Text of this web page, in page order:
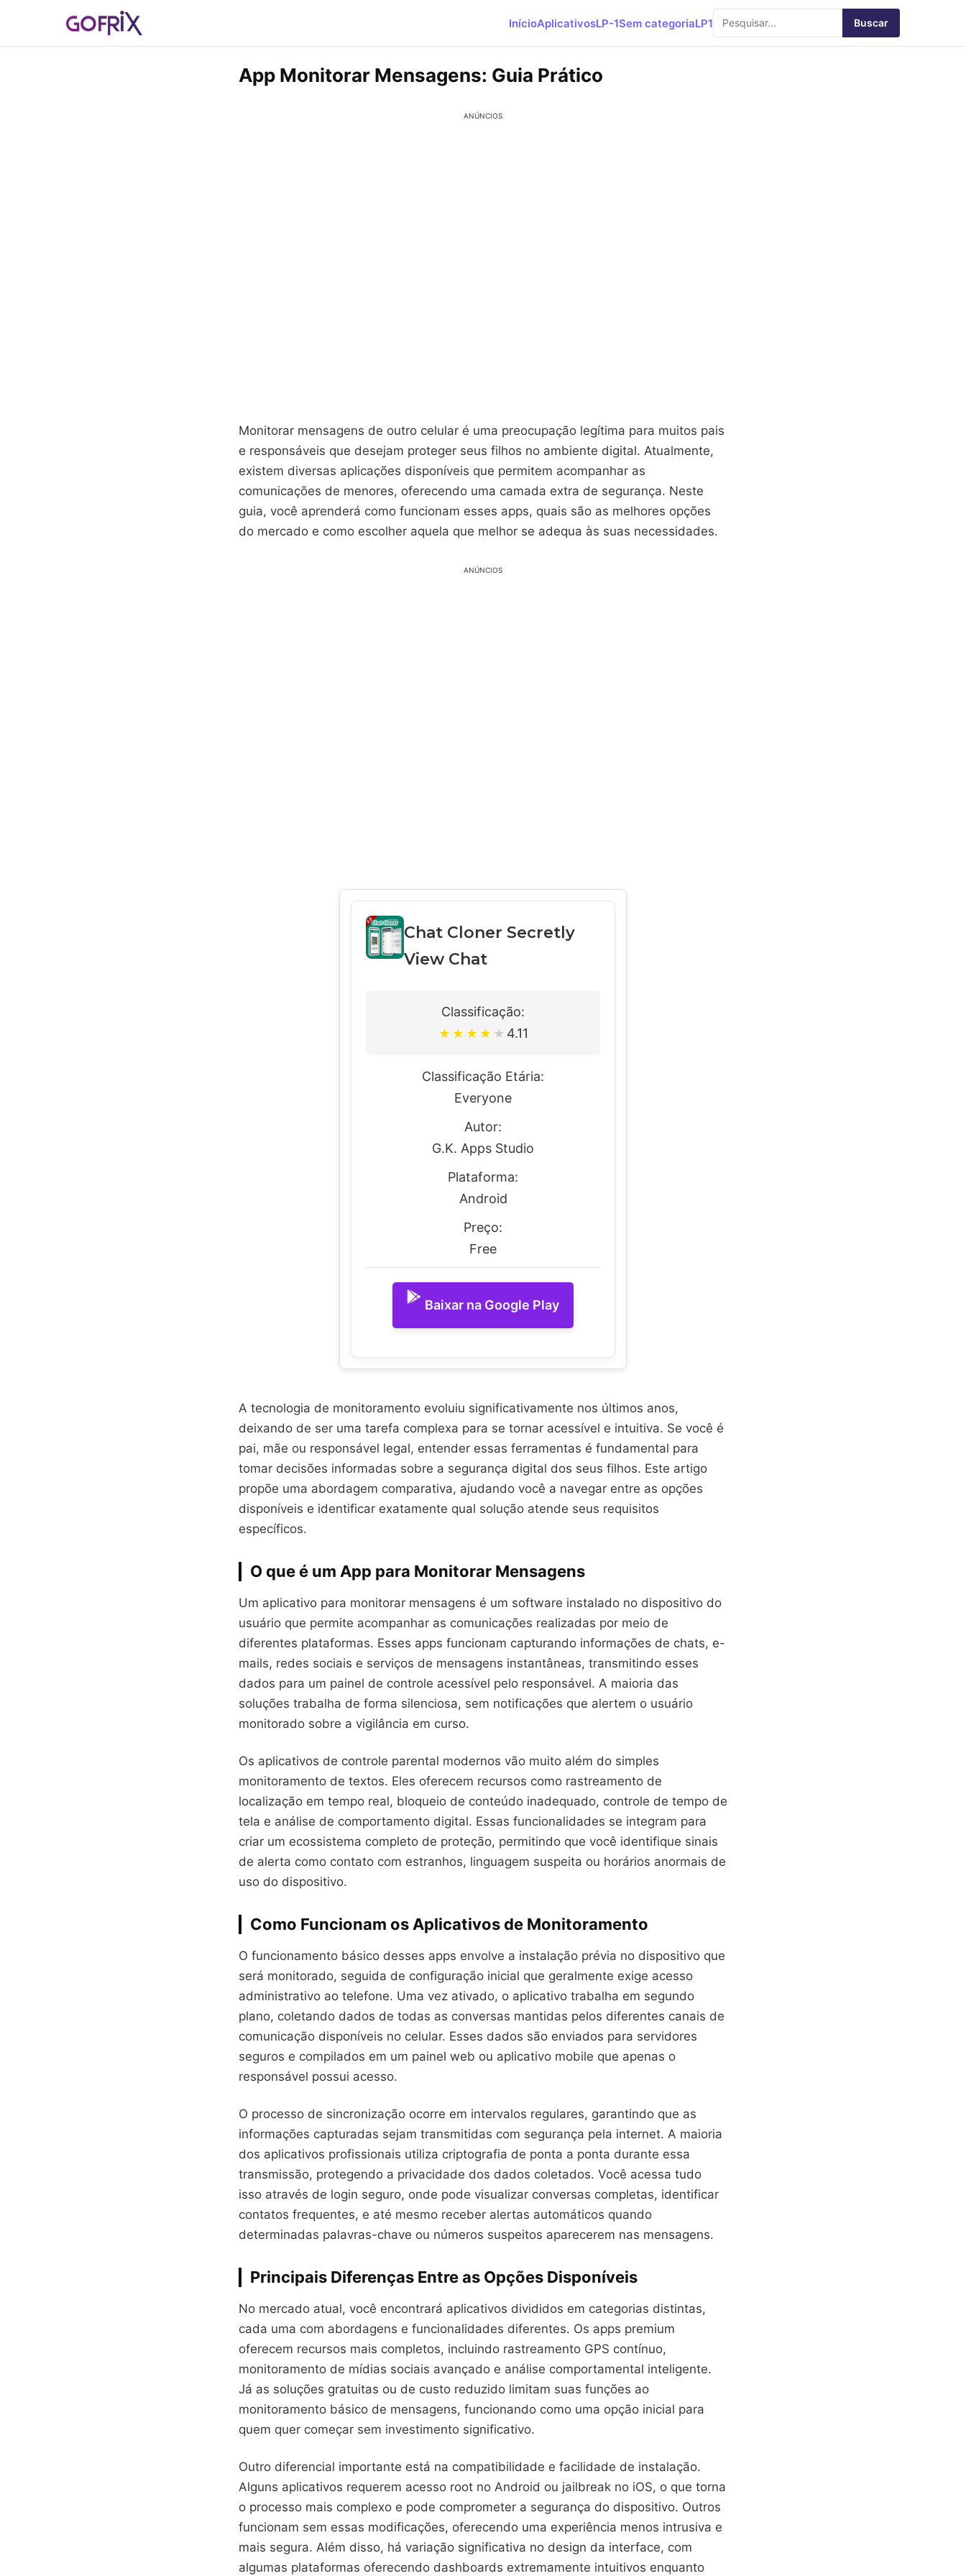
InícioAplicativosLP-1Sem categoriaLP1 Buscar
App Monitorar Mensagens: Guia Prático
ANÚNCIOS
Monitorar mensagens de outro celular é uma preocupação legítima para muitos pais
e responsáveis que desejam proteger seus filhos no ambiente digital. Atualmente,
existem diversas aplicações disponíveis que permitem acompanhar as
comunicações de menores, oferecendo uma camada extra de segurança. Neste
guia, você aprenderá como funcionam esses apps, quais são as melhores opções
do mercado e como escolher aquela que melhor se adequa às suas necessidades.
ANÚNCIOS
Chat Cloner Secretly
View Chat
Classificação:
★ ★ ★ ★ ★ 4.11
Classificação Etária:
Everyone
Autor:
G.K. Apps Studio
Plataforma:
Android
Preço:
Free
Baixar na Google Play
A tecnologia de monitoramento evoluiu significativamente nos últimos anos,
deixando de ser uma tarefa complexa para se tornar acessível e intuitiva. Se você é
pai, mãe ou responsável legal, entender essas ferramentas é fundamental para
tomar decisões informadas sobre a segurança digital dos seus filhos. Este artigo
propõe uma abordagem comparativa, ajudando você a navegar entre as opções
disponíveis e identificar exatamente qual solução atende seus requisitos
específicos.
O que é um App para Monitorar Mensagens
Um aplicativo para monitorar mensagens é um software instalado no dispositivo do
usuário que permite acompanhar as comunicações realizadas por meio de
diferentes plataformas. Esses apps funcionam capturando informações de chats, e-
mails, redes sociais e serviços de mensagens instantâneas, transmitindo esses
dados para um painel de controle acessível pelo responsável. A maioria das
soluções trabalha de forma silenciosa, sem notificações que alertem o usuário
monitorado sobre a vigilância em curso.
Os aplicativos de controle parental modernos vão muito além do simples
monitoramento de textos. Eles oferecem recursos como rastreamento de
localização em tempo real, bloqueio de conteúdo inadequado, controle de tempo de
tela e análise de comportamento digital. Essas funcionalidades se integram para
criar um ecossistema completo de proteção, permitindo que você identifique sinais
de alerta como contato com estranhos, linguagem suspeita ou horários anormais de
uso do dispositivo.
Como Funcionam os Aplicativos de Monitoramento
O funcionamento básico desses apps envolve a instalação prévia no dispositivo que
será monitorado, seguida de configuração inicial que geralmente exige acesso
administrativo ao telefone. Uma vez ativado, o aplicativo trabalha em segundo
plano, coletando dados de todas as conversas mantidas pelos diferentes canais de
comunicação disponíveis no celular. Esses dados são enviados para servidores
seguros e compilados em um painel web ou aplicativo mobile que apenas o
responsável possui acesso.
O processo de sincronização ocorre em intervalos regulares, garantindo que as
informações capturadas sejam transmitidas com segurança pela internet. A maioria
dos aplicativos profissionais utiliza criptografia de ponta a ponta durante essa
transmissão, protegendo a privacidade dos dados coletados. Você acessa tudo
isso através de login seguro, onde pode visualizar conversas completas, identificar
contatos frequentes, e até mesmo receber alertas automáticos quando
determinadas palavras-chave ou números suspeitos aparecerem nas mensagens.
Principais Diferenças Entre as Opções Disponíveis
No mercado atual, você encontrará aplicativos divididos em categorias distintas,
cada uma com abordagens e funcionalidades diferentes. Os apps premium
oferecem recursos mais completos, incluindo rastreamento GPS contínuo,
monitoramento de mídias sociais avançado e análise comportamental inteligente.
Já as soluções gratuitas ou de custo reduzido limitam suas funções ao
monitoramento básico de mensagens, funcionando como uma opção inicial para
quem quer começar sem investimento significativo.
Outro diferencial importante está na compatibilidade e facilidade de instalação.
Alguns aplicativos requerem acesso root no Android ou jailbreak no iOS, o que torna
o processo mais complexo e pode comprometer a segurança do dispositivo. Outros
funcionam sem essas modificações, oferecendo uma experiência menos intrusiva e
mais segura. Além disso, há variação significativa no design da interface, com
algumas plataformas oferecendo dashboards extremamente intuitivos enquanto